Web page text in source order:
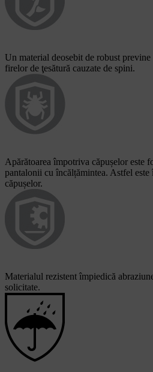
Un material deosebit de robust
firelor de ţesătură cauzate de spini.
Apărătoarea împotriva căpușelor este
pantalonii cu încălțămintea. Astfel este
căpușelor.
Materialul rezistent împiedică
solicitate.